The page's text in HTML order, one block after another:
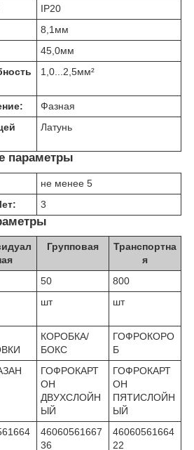
IP20
8,1 мм
45,0мм
1,0...2,5мм²
Фазная
Латунь
параметры
не менее 5
3
Групповая
Транспортна
я
50
800
шт шт
КОРОБКА/
БОКС
ГОФРОКОРО
Б
ГОФРОКАРТ
ОН
ДВУХСЛОЙН
ЫЙ
ГОФРОКАРТ
ОН
ПЯТИСЛОЙН
ЫЙ
46060561667
36
46060561664
22